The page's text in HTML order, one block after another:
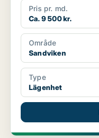
Pris pr. md.
Ca. 9 500 kr.
Område
Sandviken
Type
Lägenhet